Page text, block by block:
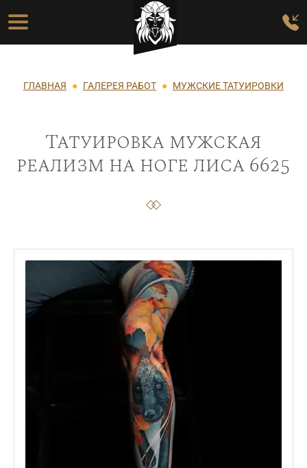
Перейти к основному содержанию
Основная навигация
Строка навигации
ГЛАВНАЯ ГАЛЕРЕЯ РАБОТ МУЖСКИЕ ТАТУИРОВКИ
Татуировка мужская
реализм на ноге лиса 6625